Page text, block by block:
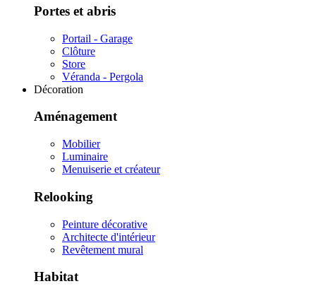
Portes et abris
Portail - Garage
Clôture
Store
Véranda - Pergola
Décoration
Aménagement
Mobilier
Luminaire
Menuiserie et créateur
Relooking
Peinture décorative
Architecte d'intérieur
Revêtement mural
Habitat